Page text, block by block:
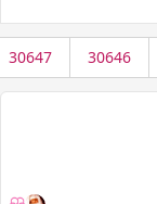
30646
30647